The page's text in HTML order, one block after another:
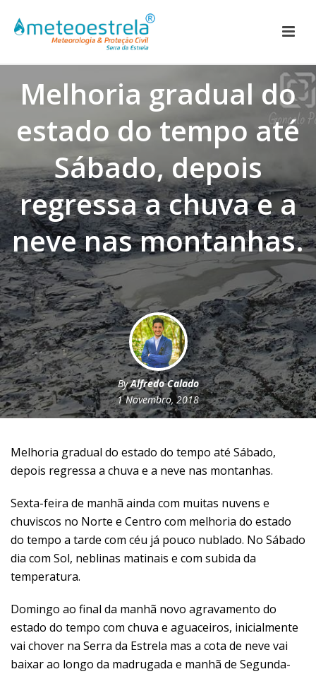
Melhoria gradual do
estado do tempo até
Sábado, depois
regressa a chuva e a
neve nas montanhas.
ByAlfredo Calado
1 Novembro, 2018
Melhoria gradual do estado do tempo até Sábado,
depois regressa a chuva e a neve nas montanhas.
Sexta-feira de manhã ainda com muitas nuvens e
chuviscos no Norte e Centro com melhoria do estado
do tempo a tarde com céu já pouco nublado. No Sábado
dia com Sol, neblinas matinais e com subida da
temperatura.
Domingo ao final da manhã novo agravamento do
estado do tempo com chuva e aguaceiros, inicialmente
vai chover na Serra da Estrela mas a cota de neve vai
baixar ao longo da madrugada e manhã de Segunda-